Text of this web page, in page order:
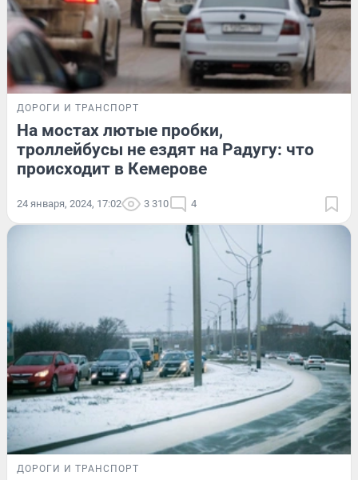
ДОРОГИ И ТРАНСПОРТ
На мостах лютые пробки,
троллейбусы не ездят на Радугу: что
происходит в Кемерове
24 января, 2024, 17:02 3 310 4
ДОРОГИ И ТРАНСПОРТ